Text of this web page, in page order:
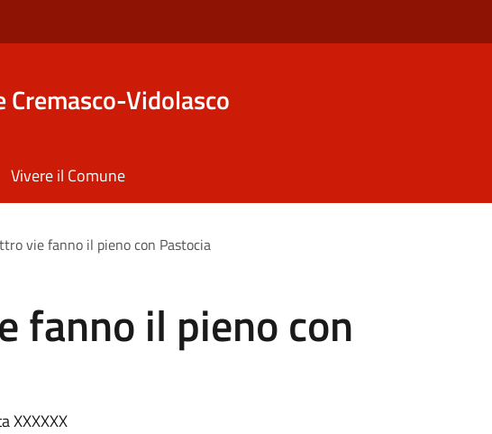
Cremasco-Vidolasco
Vivere il Comune
vie fanno il pieno con Pastocia
fanno il pieno con
XXXXXX